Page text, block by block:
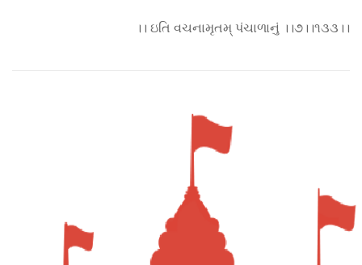
।। ઇતિ વચનામૃતમ્ પંચાળાનું ।।૭।।૧૩૩।।